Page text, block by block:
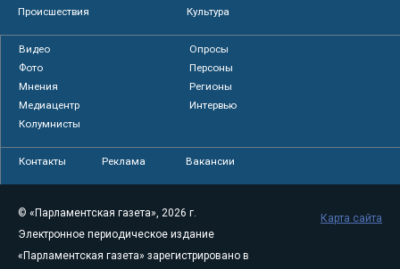
Происшествия
Культура
Видео
Опросы
Фото
Персоны
Мнения
Регионы
Медиацентр
Интервью
Колумнисты
Контакты Реклама Вакансии
© «Парламентская газета», 2026 г.
Электронное периодическое издание
«Парламентская газета» зарегистрировано в
Карта сайта